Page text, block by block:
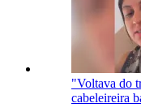
"Voltava do
cabeleireira